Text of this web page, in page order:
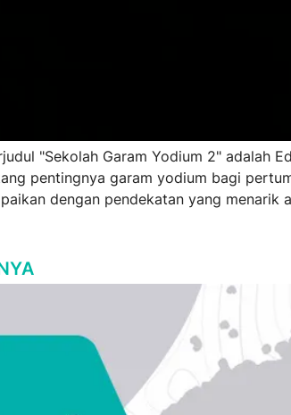
"Sekolah Garam Yodium 2" adalah
pentingnya garam yodium bagi
dengan pendekatan yang menarik